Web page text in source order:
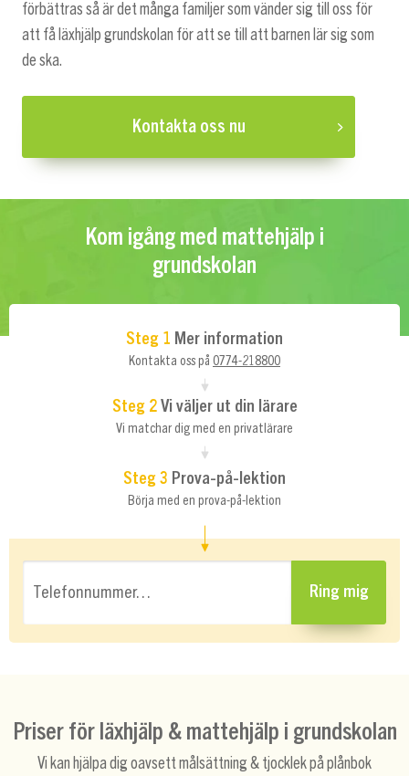
förbättras så är det många familjer som vänder sig till oss för
att få läxhjälp grundskolan för att se till att barnen lär sig som
de ska.
Kontakta oss nu
Kom igång med mattehjälp i
grundskolan
Steg 1 Mer information
Kontakta oss på 0774-218800
Steg 2Vi väljer ut din lärare
Vi matchar dig med en privatlärare
Steg 3 Prova-på-lektion
Börja med en prova-på-lektion
Telefonnummer… Ring mig
Priser för läxhjälp & mattehjälp i grundskolan
Vi kan hjälpa dig oavsett målsättning & tjocklek på plånbok